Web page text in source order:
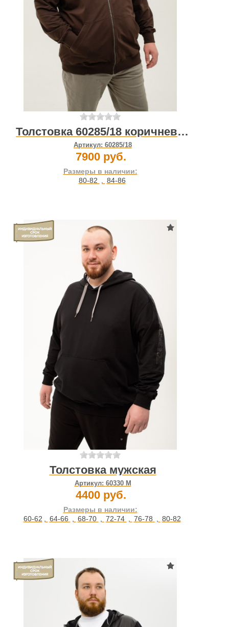
Толстовка 60285/18 коричневый
Артикул: 60285/18
7900 руб.
Размеры в наличии:
80-82 , 84-86
Толстовка мужская
Артикул: 60330 М
4400 руб.
Размеры в наличии:
60-62 , 64-66 , 68-70 , 72-74 , 76-78 , 80-82